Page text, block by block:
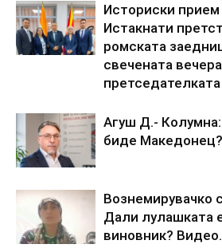
Историски прием
Истакнати
ромската
свечената
претседателката
Агуш Д.-
биде Македонец?
Вознемирувачко
Дали лулашката
виновник?